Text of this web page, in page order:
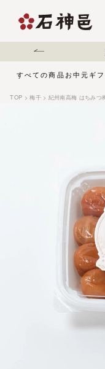
延について
すべての商品 お中元 ギフ
TOP 梅干 紀州南高梅 はちみつ